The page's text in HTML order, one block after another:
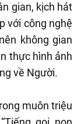
gian, kịch hát
với công nghệ
không gian
thực hình ảnh
về Người.
muôn triệu